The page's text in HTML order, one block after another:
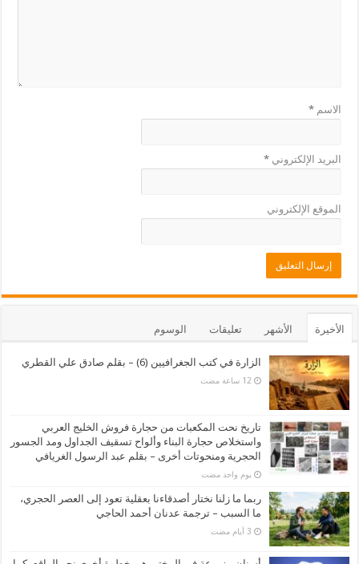
الاسم*
البريد الإلكتروني*
الموقع الإلكتروني
الأخيرة الأشهر تعليقات الوسوم
الزارة في كتب الجغرافيين (6) – بقلم صادق علي القطري
تاريخ نحت المكعبات من حجارة فروش الخليج العربي
واستخلاص حجارة البناء وألواح تسقيف الجداول ومد الجسور
الحجرية ومنحوتات أخرى – بقلم عبد الرسول الغريافي
‏يوم واحد مضت
ربما ما زلنا نختار أصدقاءنا بعقلية تعود إلى العصر الحجري،
ما السبب – ترجمة عدنان أحمد الحاجي